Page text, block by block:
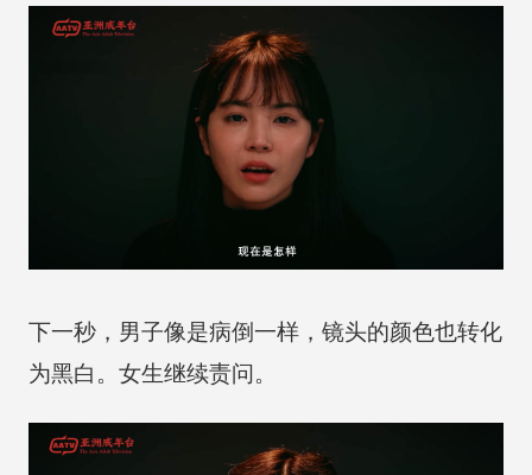
下一秒，男子像是病倒一样，镜头的颜色也转化
为黑白。女生继续责问。